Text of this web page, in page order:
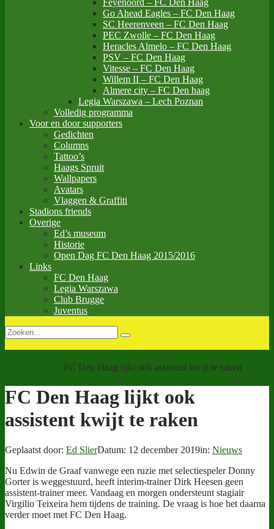
Feyenoord – FC Den Haag
Go Ahead Eagles – FC Den Haag
SC Heerenveen – FC Den Haag
PEC Zwolle – FC Den Haag
Heracles Almelo – FC Den Haag
PSV – FC Den Haag
Vitesse – FC Den Haag
Willem II – FC Den Haag
Almere city – FC Den haag
Legia Warszawa – Lech Poznan
Volledig programma
Voor en door supporters
Gedichten
Columns
Tattoo’s
Haags Spruit
Wallpapers
Avatars
Vlaggen & Graffiti
Stadions friends
Overige
Ed’s museum
Historie
Open Dag FC Den Haag 2015/2016
Links
FC Den Haag
Legia Warszawa
Club Brugge
Juventus
FC Den Haag lijkt ook assistent kwijt te raken
FC Den Haag lijkt ook
assistent kwijt te raken
Geplaatst door: Ed SlierDatum: 12 december 2019in: Nieuws
Nu Edwin de Graaf vanwege een ruzie met selectiespeler Donny
Gorter is weggestuurd, heeft interim-trainer Dirk Heesen geen
assistent-trainer meer. Vandaag en morgen ondersteunt stagiair
Virgilio Teixeira hem tijdens de training. De vraag is hoe het daarna
verder moet met FC Den Haag.